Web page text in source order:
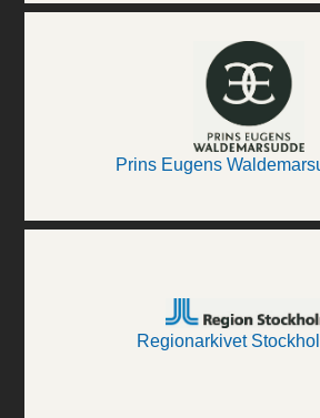
Prins Eugens
Regionarkivet